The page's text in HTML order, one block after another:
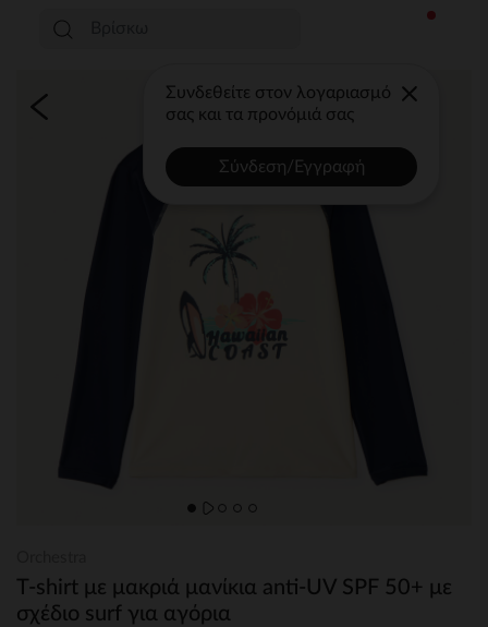
Συνδεθείτε στον λογαριασμό
σας και τα προνόμιά σας
Σύνδεση/Εγγραφή
T-shirt με μακριά μανίκια anti-UV SPF 50+ με
σχέδιο surf για αγόρια